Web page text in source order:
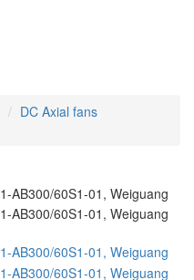
DC Axial fans